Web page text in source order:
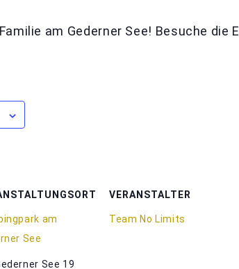
am Gederner See! Besuche die
am
See
See 19
VERANSTALTER
Team No Limits